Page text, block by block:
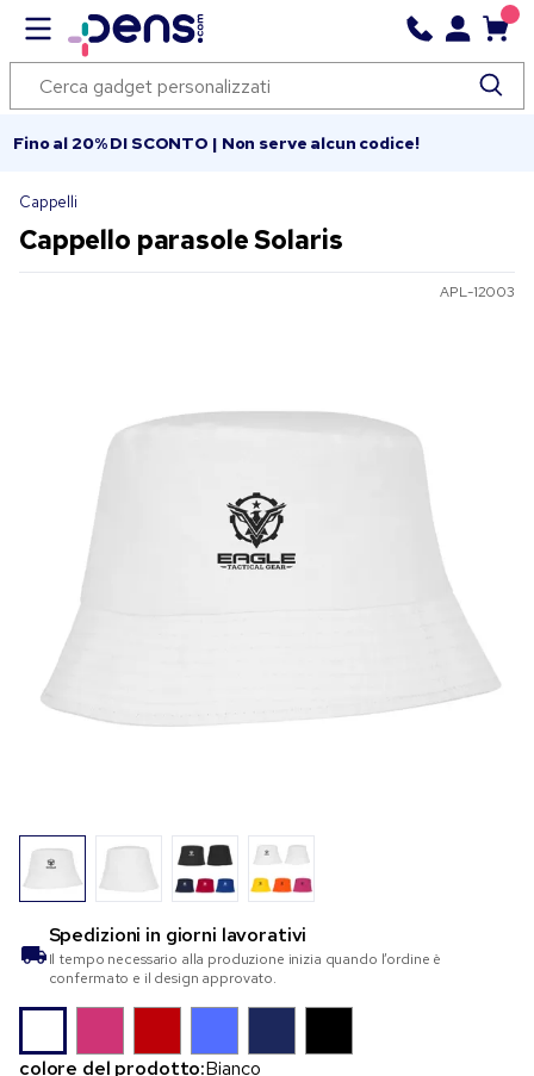
Fino al 20% DI SCONTO | Non serve alcun codice!
Cappelli
Cappello parasole Solaris
APL-12003
Spedizioni in giorni lavorativi
Il tempo necessario alla produzione inizia quando l’ordine è
confermato e il design approvato.
colore del prodotto:Bianco